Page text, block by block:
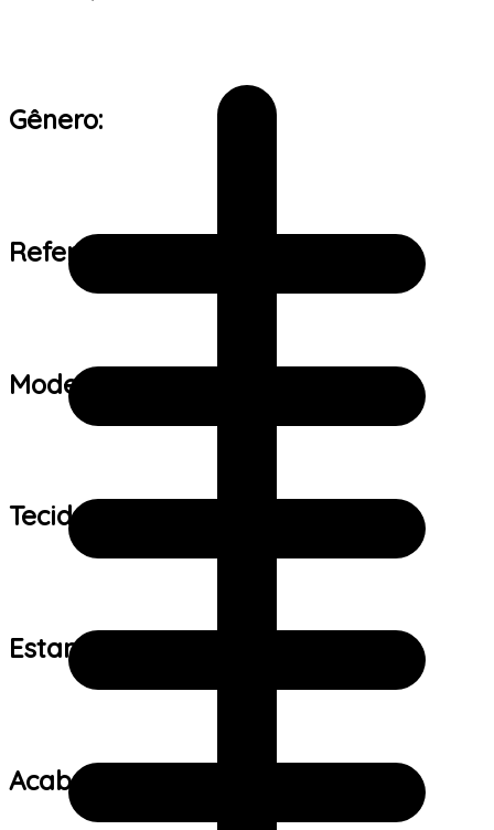
Gênero:
Referência de tamanho:
Modelo:
Tecido:
Estampa:
Acabamento: